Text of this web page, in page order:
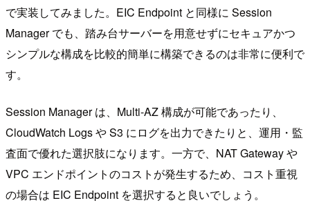
で実装してみました。EIC Endpoint と同様に Session
Manager でも、踏み台サーバーを用意せずにセキュアかつ
シンプルな構成を比較的簡単に構築できるのは非常に便利で
す。
Session Manager は、Multi-AZ 構成が可能であったり、
CloudWatch Logs や S3 にログを出力できたりと、運用・監
査面で優れた選択肢になります。一方で、NAT Gateway や
VPC エンドポイントのコストが発生するため、コスト重視
の場合は EIC Endpoint を選択すると良いでしょう。